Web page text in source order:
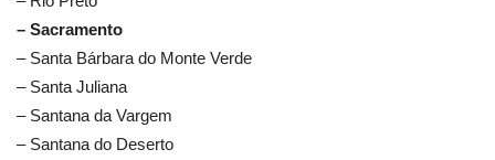
– Sacramento
– Santa Bárbara do Monte Verde
– Santa Juliana
– Santana da Vargem
– Santana do Deserto